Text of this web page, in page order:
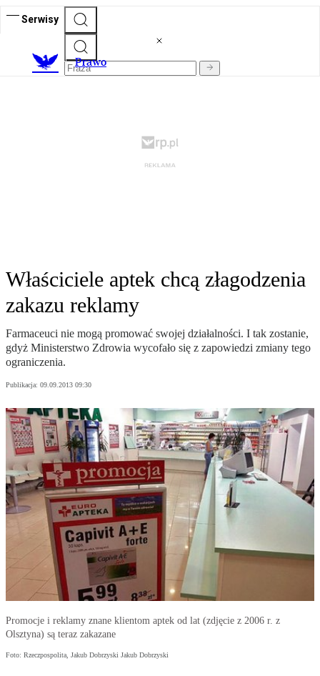
Serwisy
Prawo
Właściciele aptek chcą złagodzenia
zakazu reklamy
Farmaceuci nie mogą promować swojej działalności. I tak zostanie,
gdyż Ministerstwo Zdrowia wycofało się z zapowiedzi zmiany tego
ograniczenia.
Publikacja: 09.09.2013 09:30
Promocje i reklamy znane klientom aptek od lat (zdjęcie z 2006 r. z
Olsztyna) są teraz zakazane
Foto: Rzeczpospolita, Jakub Dobrzyski Jakub Dobrzyski